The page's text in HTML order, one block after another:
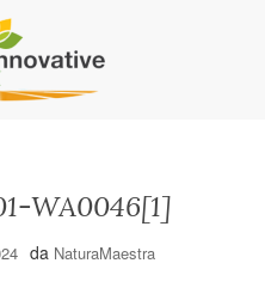
WA0046[1]
da NaturaMaestra